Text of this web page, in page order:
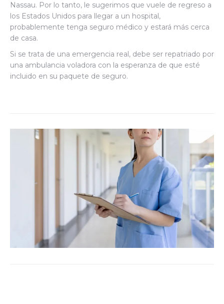
Nassau. Por lo tanto, le sugerimos que vuele de regreso a
los Estados Unidos para llegar a un hospital,
probablemente tenga seguro médico y estará más cerca
de casa.
Si se trata de una emergencia real, debe ser repatriado por
una ambulancia voladora con la esperanza de que esté
incluido en su paquete de seguro.